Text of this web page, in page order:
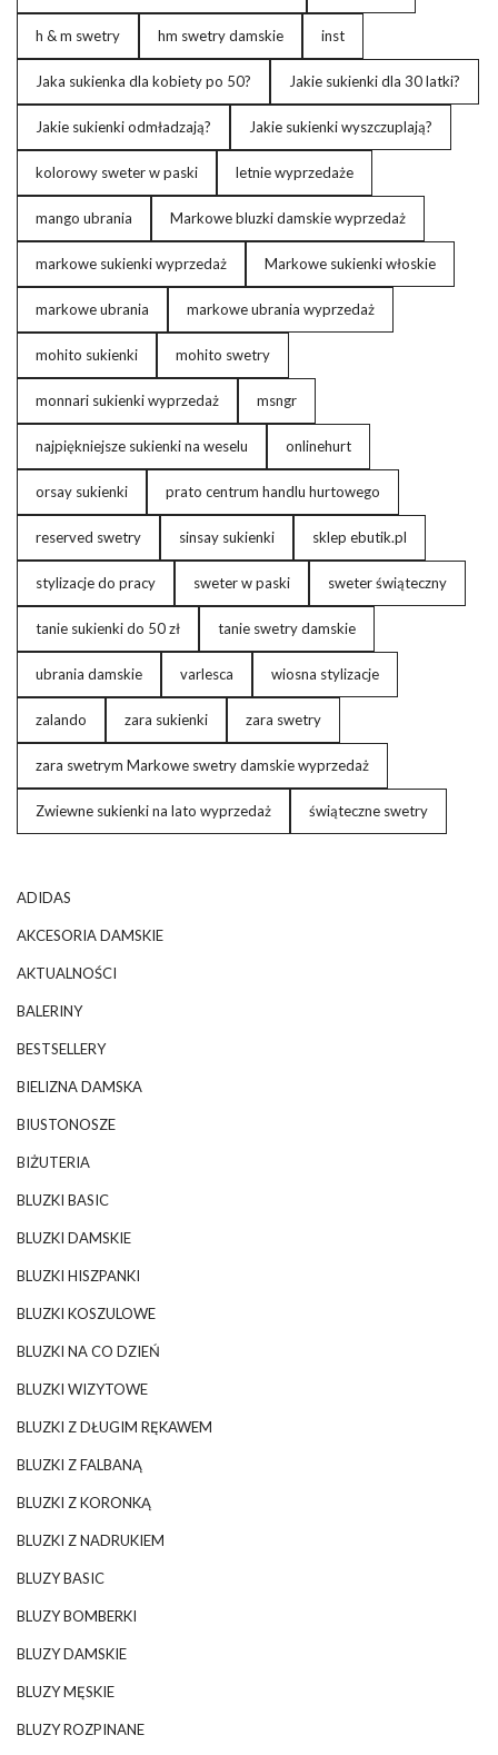
h & m swetry hm swetry damskie inst
Jaka sukienka dla kobiety po 50? Jakie sukienki dla 30 latki?
Jakie sukienki odmładzają? Jakie sukienki wyszczuplają?
kolorowy sweter w paski letnie wyprzedaże
mango ubrania Markowe bluzki damskie wyprzedaż
markowe sukienki wyprzedaż Markowe sukienki włoskie
markowe ubrania markowe ubrania wyprzedaż
mohito sukienki mohito swetry
monnari sukienki wyprzedaż msngr
najpiękniejsze sukienki na weselu onlinehurt
orsay sukienki prato centrum handlu hurtowego
reserved swetry sinsay sukienki sklep ebutik.pl
stylizacje do pracy sweter w paski sweter świąteczny
tanie sukienki do 50 zł tanie swetry damskie
ubrania damskie varlesca wiosna stylizacje
zalando zara sukienki zara swetry
zara swetrym Markowe swetry damskie wyprzedaż
Zwiewne sukienki na lato wyprzedaż świąteczne swetry
ADIDAS
AKCESORIA DAMSKIE
AKTUALNOŚCI
BALERINY
BESTSELLERY
BIELIZNA DAMSKA
BIUSTONOSZE
BIŻUTERIA
BLUZKI BASIC
BLUZKI DAMSKIE
BLUZKI HISZPANKI
BLUZKI KOSZULOWE
BLUZKI NA CO DZIEŃ
BLUZKI WIZYTOWE
BLUZKI Z DŁUGIM RĘKAWEM
BLUZKI Z FALBANĄ
BLUZKI Z KORONKĄ
BLUZKI Z NADRUKIEM
BLUZY BASIC
BLUZY BOMBERKI
BLUZY DAMSKIE
BLUZY MĘSKIE
BLUZY ROZPINANE